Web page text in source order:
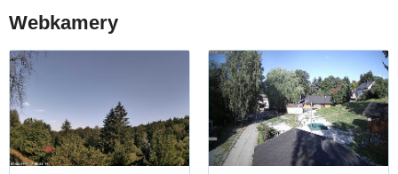
Webkamery